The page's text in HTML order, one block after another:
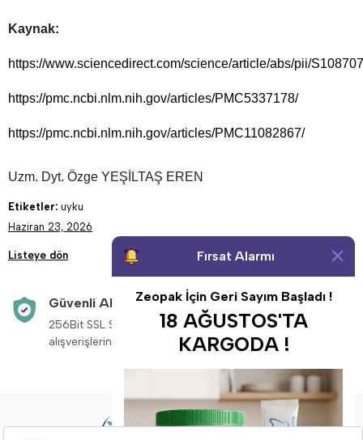
Kaynak:
https://www.sciencedirect.com/science/article/abs/pii/
https://pmc.ncbi.nlm.nih.gov/articles/PMC5337178/
https://pmc.ncbi.nlm.nih.gov/articles/PMC11082867/
Uzm. Dyt. Özge YEŞİLTAŞ EREN
Etiketler: uyku
Haziran 23, 2026
Listeye dön
Güvenli Alışveriş
256Bit SSL Sertifikası ile
alışverişleriniz güvende.
Aynı Gün Kargo
Saat 14:00’a kadar
siparişleriniz aynı
Fırsat Alarmı
Zeopak İçin Geri Sayım Başladı !
18 AĞUSTOS'TA
KARGODA !